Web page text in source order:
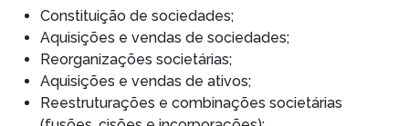
Constituição de sociedades;
Aquisições e vendas de sociedades;
Reorganizações societárias;
Aquisições e vendas de ativos;
Reestruturações e combinações societárias